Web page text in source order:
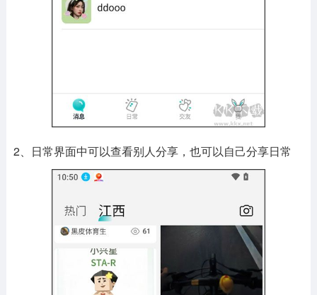
2、日常界面中可以查看别人分享，也可以自己分享日常